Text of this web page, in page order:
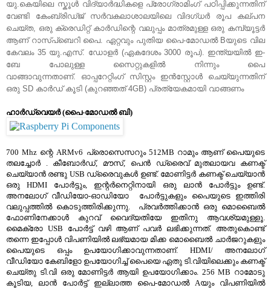
യു.കെയിലെ സ്കൂള്‍ വിദ്യാര്‍ദ്ധികളെ പ്രോഗ്രാമിംഗ് പഠിപ്പിക്കുന്നതിന്
വേണ്ടി കേംബ്രിഡ്ജ് സര്‍വകലാശാലയിലെ വിദഗ്ധര്‍ രൂപ കല്പന
ചെയ്ത, ഒരു ക്രെഡിറ്റ്‌ കാര്‍ഡിന്റെ വലുപ്പം മാത്രമുള്ള ഒരു കമ്പ്യൂട്ടര്‍
ആണ് റാസ്പ്ബെറി പൈ. ഏറ്റവും പുതിയ പൈ-മോഡല്‍ Bയുടെ വില
കേവലം 35 യു.എസ്. ഡോളര്‍ (ഏകദേശം 3000 രൂപ). ഇന്ത്യയില്‍ ഇ-
ബേ പോലുള്ള സൈറ്റുകളില്‍ നിന്നും പൈ
വാങ്ങാവുന്നതാണ്. ഓപ്പറേറ്റിംഗ് സിസ്റ്റം ഇന്‍സ്റ്റോള്‍ ചെയ്യുന്നതിന്
ഒരു SD കാര്‍ഡ് കൂടി (കുറഞ്ഞത് 4GB) പ്രത്യേകമായി വാങ്ങണം
ഹാര്‍ഡ്‌വെയര്‍ (പൈ-മോഡല്‍ ബി)
700 Mhz ന്റെ ARMv6 പ്രൊസെസറും 512MB റാമും ആണ് പൈയുടെ
തലച്ചോര്‍ . കീബോര്‍ഡ്‌, മൗസ്, പെന്‍ ഡ്രൈവ് മുതലായവ കണക്ട്
ചെയ്യാന്‍ രണ്ടു USB ഡ്രൈവുകള്‍ ഉണ്ട്. മോണിട്ടര്‍ കണക്ട് ചെയ്യാന്‍
ഒരു HDMI പോര്‍ട്ടും, ഇന്റര്‍നെറ്റിനായി ഒരു ലാന്‍ പോര്‍ട്ടും ഉണ്ട്.
അനലോഗ് വീഡിയോ-ഓഡിയോ പോര്‍ട്ടുകളും പൈയുടെ ഇത്തിരി
വലുപ്പത്തില്‍ കൊടുത്തിരിക്കുന്നു. പ്രവര്‍ത്തിക്കാന്‍ ഒരു മൊബൈല്‍
ഫോണിനേക്കാള്‍ കുറവ് വൈദ്യതിയേ ഇതിനു ആവശ്യമുള്ളൂ.
മൈക്രോ USB പോര്‍ട്ട്‌ വഴി ആണ് പവര്‍ ലഭിക്കുന്നത്. അതുകൊണ്ട്
തന്നെ ഇപ്പോള്‍ വിപണിയില്‍ ലഭ്യമായ മിക്ക മൊബൈല്‍ ചാര്‍ജറുകളും
പൈയുടെ ഒപ്പം ഉപയോഗിക്കാവുന്നതാണ്. HDMI/ അനലോഗ്
വീഡിയോ കേബിളോ ഉപയോഗിച്ച് പൈയെ ഏതു ടി.വിയിലെക്കും കണക്ട്
ചെയ്തു ടി.വി ഒരു മോണിട്ടര്‍ ആയി ഉപയോഗിക്കാം. 256 MB റാമോടു
കൂടിയ, ലാന്‍ പോര്‍ട്ട്‌ ഇല്ലാത്ത പൈ-മോഡല്‍ Aയും വിപണിയില്‍